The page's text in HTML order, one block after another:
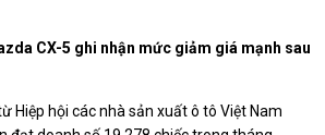
CX-5 ghi nhận mức giảm giá mạnh sau
Hiệp hội các nhà sản xuất ô tô Việt Nam